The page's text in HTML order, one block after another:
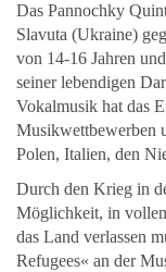
Das Pannochky
Slavuta (Ukraine)
von 14-16 Jahren
seiner lebendigen
Vokalmusik hat das
Musikwettbewerben
Polen, Italien, den
Durch den Krieg in
Möglichkeit, in
das Land verlassen
Refugees« an der